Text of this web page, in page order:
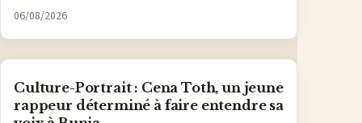
06/08/2026
Culture-Portrait : Cena Toth, un jeune
rappeur déterminé à faire entendre sa